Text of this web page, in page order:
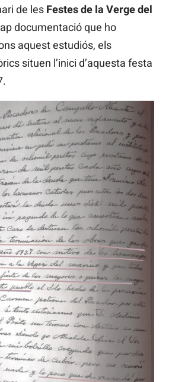
de les Festes de la Verge del
documentació que ho
aquest estudiós, els
situen l’inici d’aquesta festa